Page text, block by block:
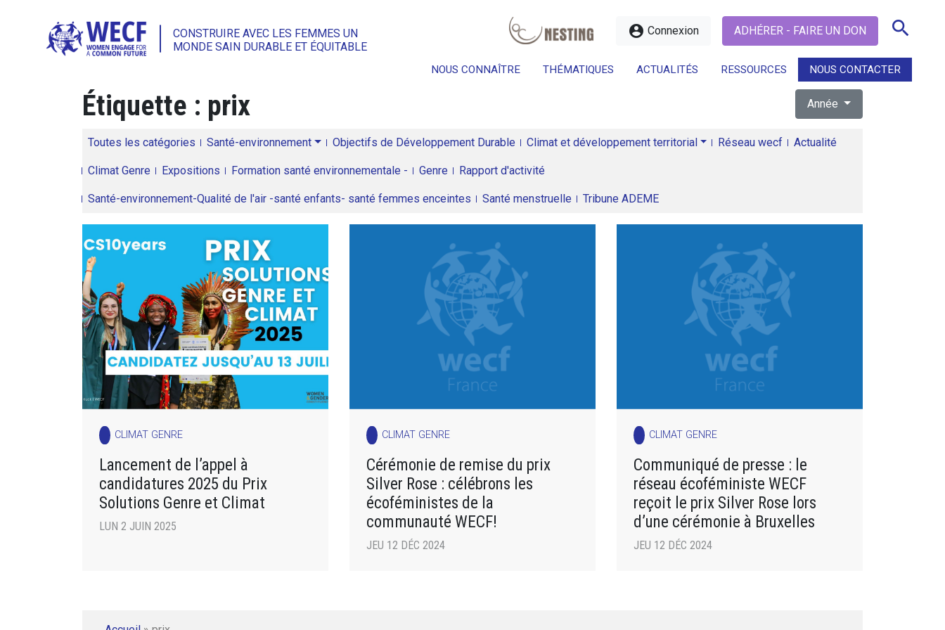
CONSTRUIRE AVEC LES FEMMES UN
MONDE SAIN DURABLE ET ÉQUITABLE
account_circle Connexion ADHÉRER - FAIRE UN DON search
NOUS CONNAÎTRE THÉMATIQUES ACTUALITÉS RESSOURCES NOUS CONTACTER
search
Étiquette : prix Année
Toutes les catégories Santé-environnement Objectifs de Développement Durable Climat et développement territorial Réseau wecf Actualité
Climat Genre Expositions Formation santé environnementale - Genre Rapport d'activité
Santé-environnement-Qualité de l'air -santé enfants- santé femmes enceintes Santé menstruelle Tribune ADEME
CLIMAT GENRE
Lancement de l’appel à
candidatures 2025 du Prix
Solutions Genre et Climat
LUN 2 JUIN 2025
CLIMAT GENRE
Cérémonie de remise du prix
Silver Rose : célébrons les
écoféministes de la
communauté WECF!
JEU 12 DÉC 2024
CLIMAT GENRE
Communiqué de presse : le
réseau écoféministe WECF
reçoit le prix Silver Rose lors
d’une cérémonie à Bruxelles
JEU 12 DÉC 2024